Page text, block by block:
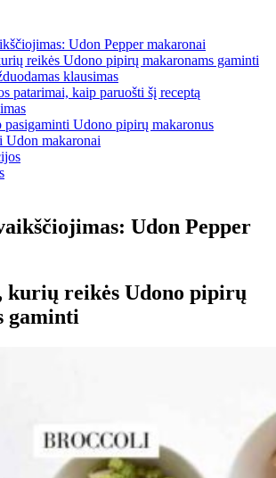
Udon Pepper makaronai
reikės Udono pipirų makaronams gaminti
klausimas
patarimai, kaip paruošti šį receptą
pasigaminti Udono pipirų makaronus
Udon makaronai
Udon Pepper
kurių reikės Udono pipirų
gaminti